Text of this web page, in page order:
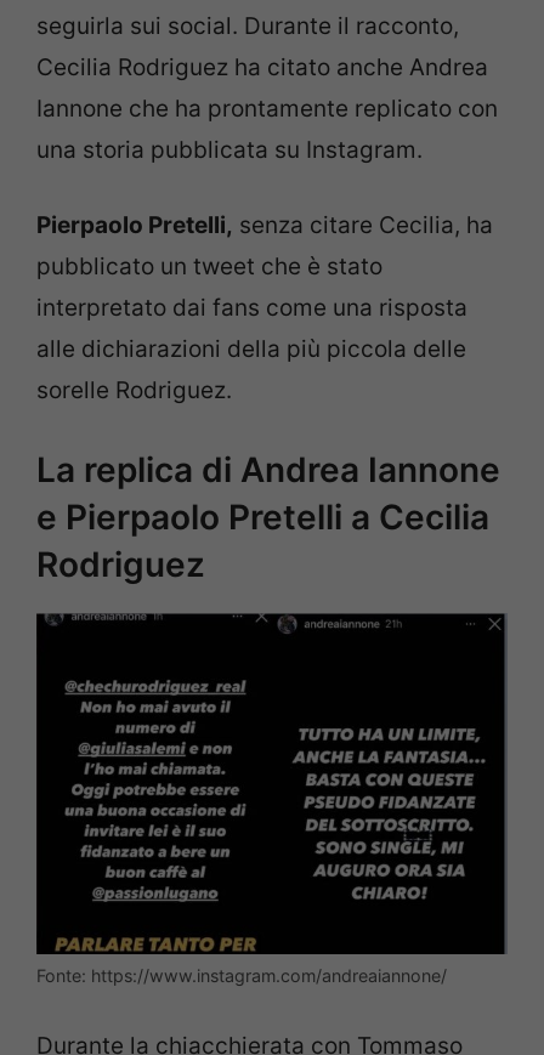
seguirla sui social. Durante il racconto,
Cecilia Rodriguez ha citato anche Andrea
Iannone che ha prontamente replicato con
una storia pubblicata su Instagram.
Pierpaolo Pretelli, senza citare Cecilia, ha
pubblicato un tweet che è stato
interpretato dai fans come una risposta
alle dichiarazioni della più piccola delle
sorelle Rodriguez.
La replica di Andrea Iannone
e Pierpaolo Pretelli a Cecilia
Rodriguez
Fonte: https://www.instagram.com/andreaiannone/
Durante la chiacchierata con Tommaso